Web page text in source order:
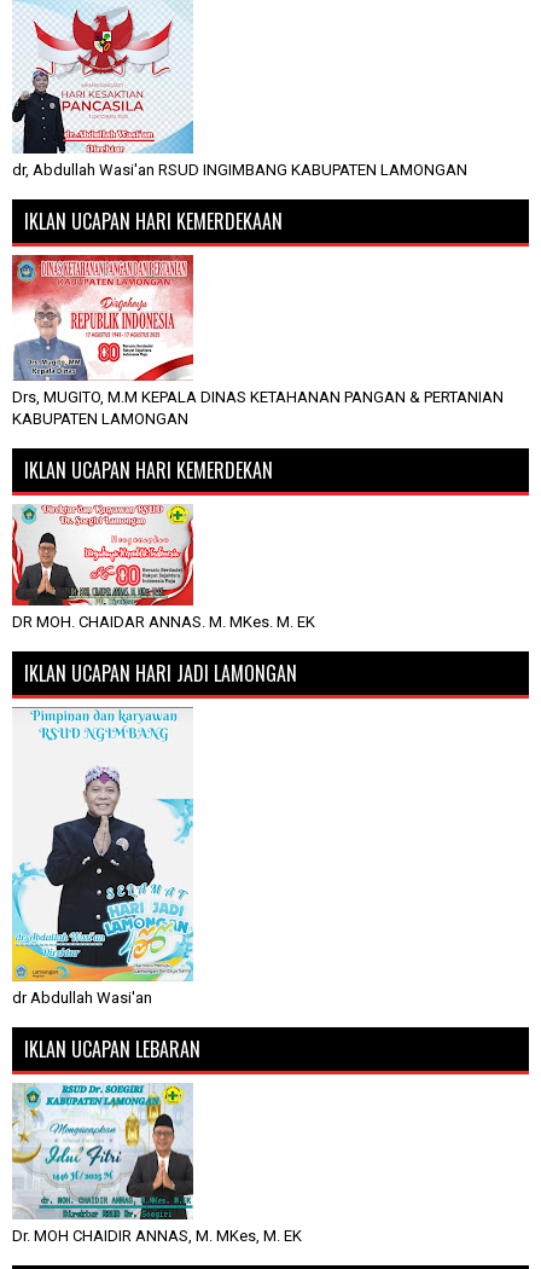
dr, Abdullah Wasi'an RSUD INGIMBANG KABUPATEN LAMONGAN
IKLAN UCAPAN HARI KEMERDEKAAN
Drs, MUGITO, M.M KEPALA DINAS KETAHANAN PANGAN & PERTANIAN
KABUPATEN LAMONGAN
IKLAN UCAPAN HARI KEMERDEKAN
DR MOH. CHAIDAR ANNAS. M. MKes. M. EK
IKLAN UCAPAN HARI JADI LAMONGAN
dr Abdullah Wasi'an
IKLAN UCAPAN LEBARAN
Dr. MOH CHAIDIR ANNAS, M. MKes, M. EK